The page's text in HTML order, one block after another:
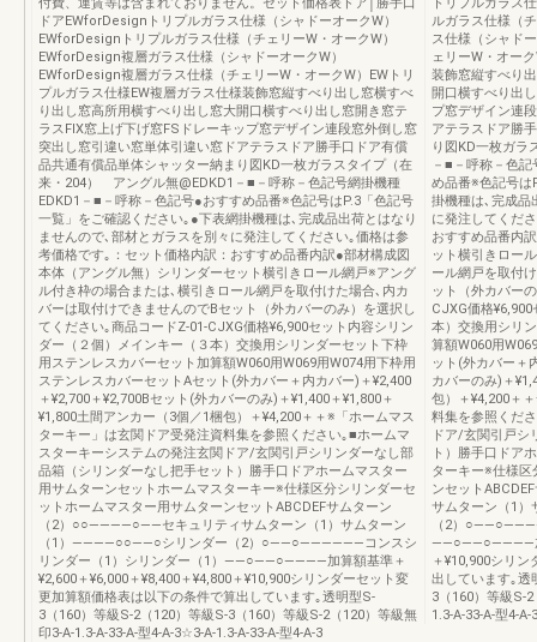
ドアEWforDesignトリプルガラス仕様（シャドーオークW）
EWforDesignトリプルガラス仕様（チェリーW・オークW）
EWforDesign複層ガラス仕様（シャドーオークW）
EWforDesign複層ガラス仕様（チェリーW・オークW）EWトリ
プルガラス仕様EW複層ガラス仕様装飾窓縦すべり出し窓横すべ
り出し窓高所用横すべり出し窓大開口横すべり出し窓開き窓テ
ラスFIX窓上げ下げ窓FSドレーキップ窓デザイン連段窓外倒し窓
突出し窓引違い窓単体引違い窓ドアテラスドア勝手口ドア有償
品共通有償品単体シャッター納まり図KD一枚ガラスタイプ（在
来・204） アングル無@EDKD1－■－呼称－色記号網掛機種
EDKD1－■－呼称－色記号●おすすめ品番※色記号はP.3「色記号
一覧」をご確認ください｡●下表網掛機種は､完成品出荷とはなり
ませんので､部材とガラスを別々に発注してください｡価格は参
考価格です｡：セット価格内訳：おすすめ品番内訳●部材構成図
本体（アングル無）シリンダーセット横引きロール網戸※アング
ル付き枠の場合または､横引きロール網戸を取付けた場合､内カ
バーは取付けできませんのでBセット（外カバーのみ）を選択し
てください｡商品コードZ-01-CJXG価格¥6,900セット内容シリン
ダー（２個）メインキー（３本）交換用シリンダーセット下枠
用ステンレスカバーセット加算額W060用W069用W074用下枠用
ステンレスカバーセットAセット(外カバー＋内カバー)＋¥2,400
＋¥2,700＋¥2,700Bセット(外カバーのみ)＋¥1,400＋¥1,800＋
¥1,800土間アンカー（3個／1梱包）＋¥4,200＋＋※「ホームマス
ターキー」は玄関ドア受発注資料集を参照ください｡■ホームマ
スターキーシステムの発注玄関ドア/玄関引戸シリンダーなし部
品箱（シリンダーなし把手セット）勝手口ドアホームマスター
用サムターンセットホームマスターキー※仕様区分シリンダーセ
ットホームマスター用サムターンセットABCDEFサムターン
（2）○○――――○――セキュリティサムターン（1）サムターン
（1）――――○○――○シリンダー（2）○――○――――――コンスシ
リンダー（1）シリンダー（1）――○――○――――加算額基準＋
¥2,600＋¥6,000＋¥8,400＋¥4,800＋¥10,900シリンダーセット変
更加算額価格表は以下の条件で算出しています｡透明型S-
3（160）等級S-2（120）等級S-3（160）等級S-2（120）等級無
印3-A-1.3-A-33-A-型4-A-3☆3-A-1.3-A-33-A-型4-A-3
ルガラス仕様（
ス仕様（シャド
ェリーW・オー
装飾窓縦すべり
開口横すべり出
プ窓デザイン連
アテラスドア勝
り図KD一枚ガラ
－■－呼称－色
め品番※色記号は
掛機種は､完成品
に発注してくだ
おすすめ品番内
ット横引きロー
ール網戸を取付
ット（外カバー
CJXG価格
本）交換用シリ
算額W060用
ット(外カバー＋
カバーのみ)＋
包）＋¥4,200＋
料集を参照くだ
ドア/玄関引戸シ
ト）勝手口ドア
ターキー※仕様
ンセット
サムターン（1
（2）
――○――○――――加
＋¥10,900シリ
出しています｡透
3（160）等級S-
1.3-A-33-A-型4-A-3